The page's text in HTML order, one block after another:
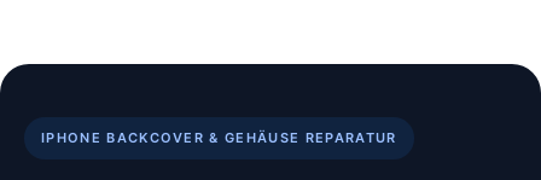
content
IPHONE BACKCOVER & GEHÄUSE REPARATUR